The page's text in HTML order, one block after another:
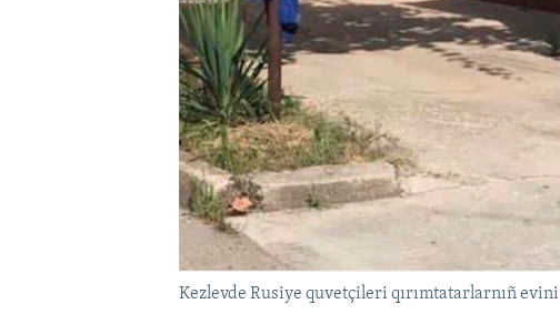
Kezlevde Rusiye quvetçileri qırımtatarlarnıñ